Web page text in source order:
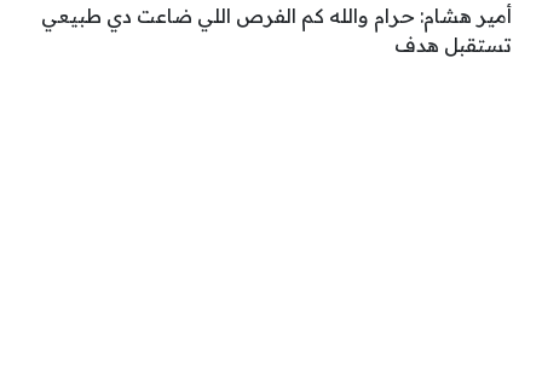
أمير هشام: حرام والله كم الفرص اللي ضاعت دي طبيعي
تستقبل هدف